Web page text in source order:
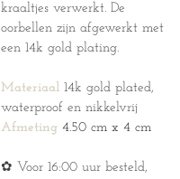
kraaltjes verwerkt. De
oorbellen zijn afgewerkt met
een 14k gold plating.
Materiaal 14k gold plated,
waterproof en nikkelvrij
Afmeting 4.50 cm x 4 cm
✿ Voor 16:00 uur besteld,